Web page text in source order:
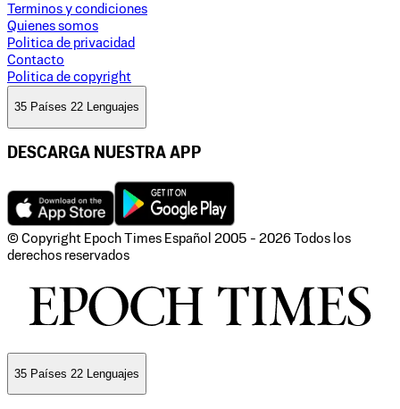
Terminos y condiciones
Quienes somos
Politica de privacidad
Contacto
Politica de copyright
35 Países 22 Lenguajes
DESCARGA NUESTRA APP
© Copyright Epoch Times Español 2005 - 2026 Todos los
derechos reservados
35 Países 22 Lenguajes